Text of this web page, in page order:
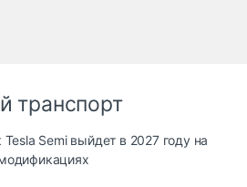
транспорт
Tesla Semi выйдет в 2027 году на